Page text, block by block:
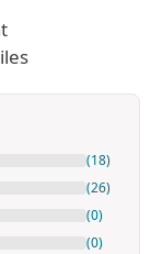
(18)
(26)
(0)
(0)